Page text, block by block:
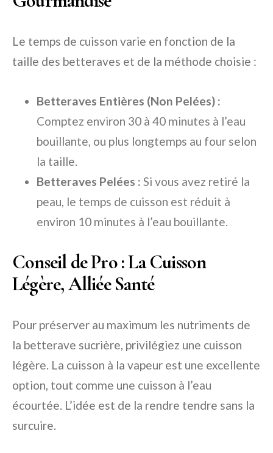
Le temps de cuisson varie en fonction de la
taille des betteraves et de la méthode choisie :
Betteraves Entières (Non Pelées) :
Comptez environ 30 à 40 minutes à l’eau
bouillante, ou plus longtemps au four selon
la taille.
Betteraves Pelées : Si vous avez retiré la
peau, le temps de cuisson est réduit à
environ 10 minutes à l’eau bouillante.
Conseil de Pro : La Cuisson
Légère, Alliée Santé
Pour préserver au maximum les nutriments de
la betterave sucrière, privilégiez une cuisson
légère. La cuisson à la vapeur est une excellente
option, tout comme une cuisson à l’eau
écourtée. L’idée est de la rendre tendre sans la
surcuire.